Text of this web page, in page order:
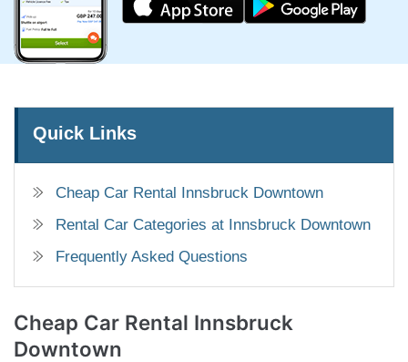
Quick Links
Cheap Car Rental Innsbruck Downtown
Rental Car Categories at Innsbruck Downtown
Frequently Asked Questions
Cheap Car Rental Innsbruck
Downtown